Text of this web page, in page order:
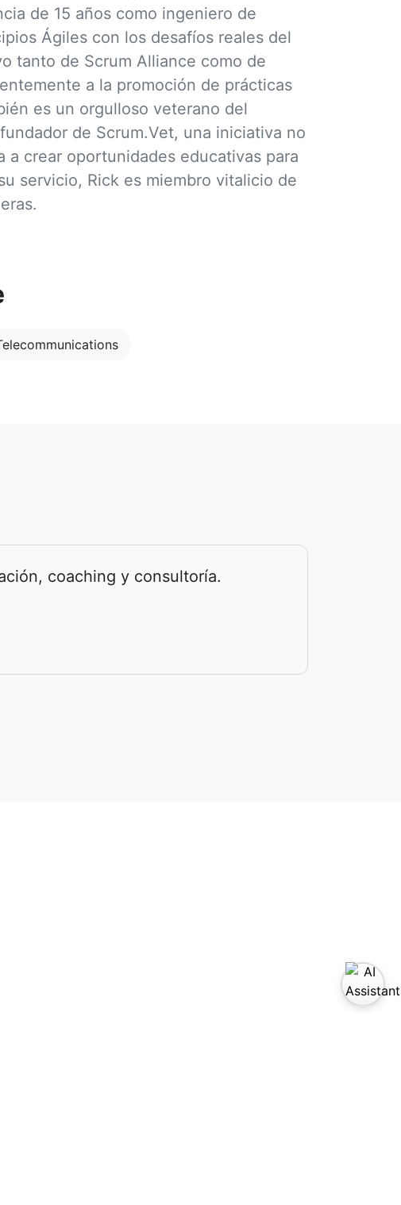
de 15 años como ingeniero de
Ágiles con los desafíos reales del
tanto de Scrum Alliance como de
a la promoción de prácticas
es un orgulloso veterano del
de Scrum.Vet, una iniciativa no
crear oportunidades educativas para
servicio, Rick es miembro vitalicio de
coaching y consultoría.